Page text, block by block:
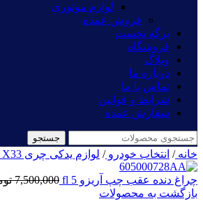
لوازم موتوری
فروش عمده
برگه نخست
فروشگاه
وبلاگ
درباره ما
تماس با ما
شرایط و قوانین
سفارش عمده
جستجو
خانه/ انتخاب خودرو/ لوازم یدکی چری X33 کراس
چراغ دنده عقب چپ آریزو 5 fl 7,500,000
بازگشت به محصولات